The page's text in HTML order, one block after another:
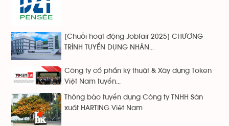
[Chuỗi hoạt động Jobfair 2025] CHƯƠNG
TRÌNH TUYỂN DỤNG NHÂN...
Công ty cổ phẩn kỹ thuật & Xây dựng Token
Việt Nam tuyển...
Thông báo tuyển dụng Công ty TNHH Sản
xuất HARTING Việt Nam